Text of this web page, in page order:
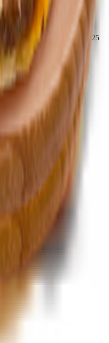
регистрации № 490314725
облисполкомом
Гомельская обл., г.